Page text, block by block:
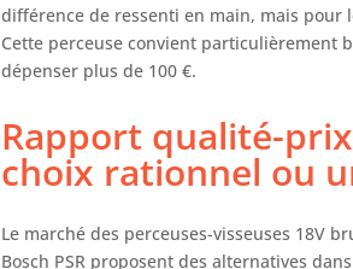
différence de ressenti en main, mais pour
Cette perceuse convient particulièrement
dépenser plus de 100 €.
Rapport qualité-
choix rationnel ou
Le marché des perceuses-visseuses 18V
Bosch PSR proposent des alternatives